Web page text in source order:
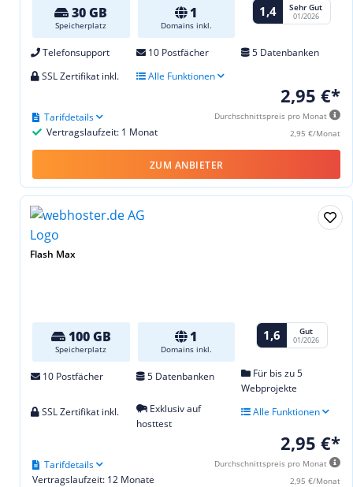
30 GB
Speicherplatz
1
Domains inkl.
1,4 Sehr Gut
01/2026
Telefonsupport 10 Postfächer
5 Datenbanken
SSL Zertifikat inkl.
Alle Funktionen
2,95 €*
Durchschnittspreis pro Monat
2,95 €/Monat
Vertragslaufzeit: 1 Monat
Tarifdetails
ZUM ANBIETER
Flash Max
100 GB
Speicherplatz
1
Domains inkl.
1,6 Gut
01/2026
10 Postfächer 5 Datenbanken
Für bis zu 5
Webprojekte
SSL Zertifikat inkl.
Exklusiv auf
hosttest
Alle Funktionen
2,95 €*
Durchschnittspreis pro Monat
2,95 €/Monat
Vertragslaufzeit: 12 Monate
Tarifdetails